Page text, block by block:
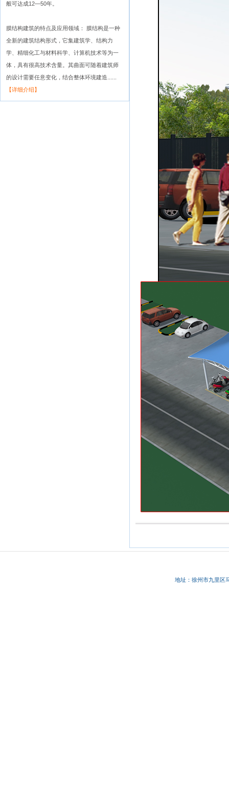
般可达成12—50年。
膜结构建筑的特点及应用领域： 膜结构是一种
全新的建筑结构形式，它集建筑学、结构力
学、精细化工与材料科学、计算机技术等为一
体，具有很高技术含量。其曲面可随着建筑师
的设计需要任意变化，结合整体环境建造......
【详细介绍】
地址：徐州市九里